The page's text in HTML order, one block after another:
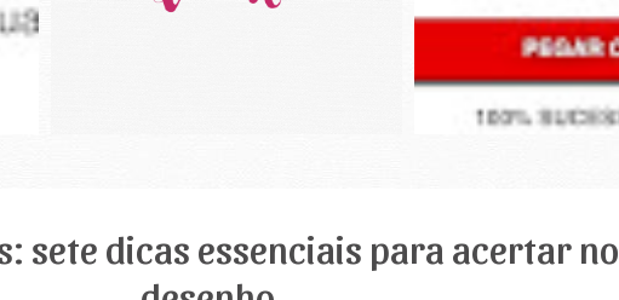
sete dicas essenciais para acertar no